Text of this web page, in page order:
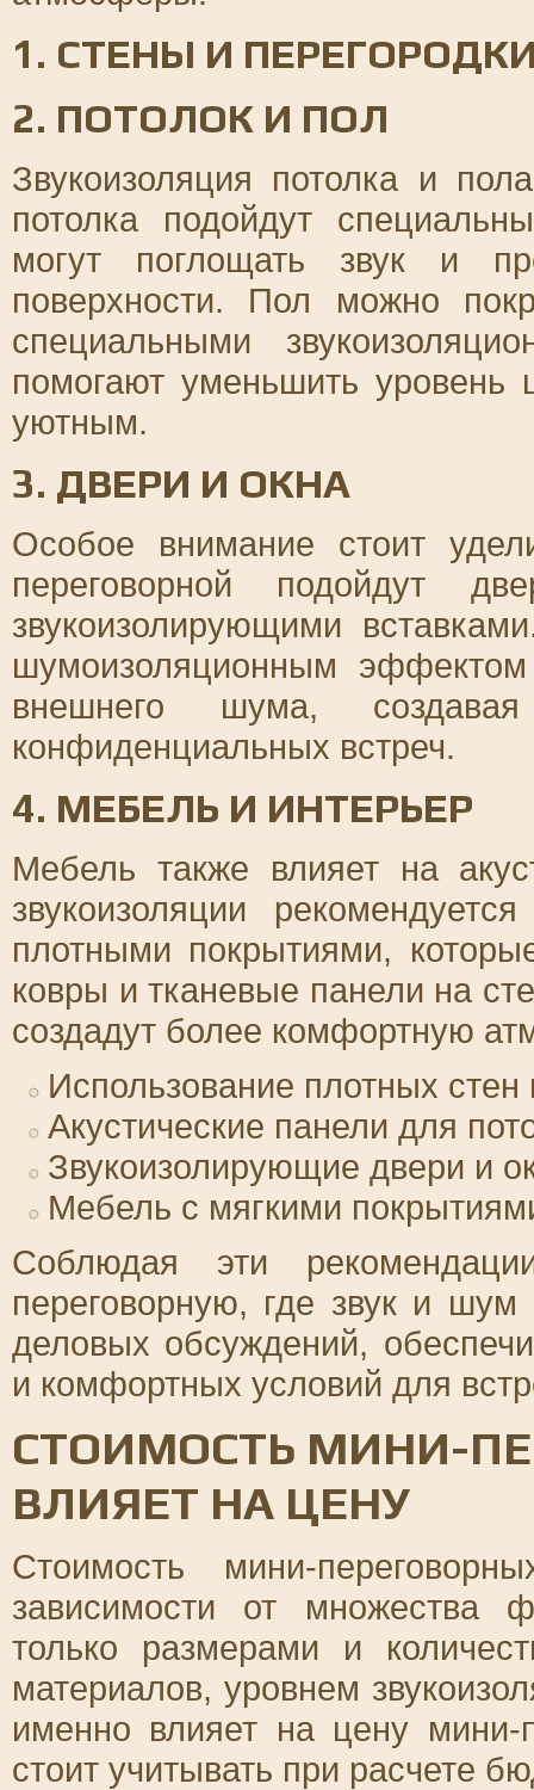
1. СТЕНЫ И
2. ПОТОЛОК И ПОЛ
Звукоизоляция потолка и
потолка подойдут
могут поглощать звук и
поверхности. Пол можно
специальными
помогают уменьшить
уютным.
3. ДВЕРИ И ОКНА
Особое внимание стоит
переговорной подойдут
звукоизолирующими
шумоизоляционным эффектом
внешнего шума,
конфиденциальных встреч.
4. МЕБЕЛЬ И ИНТЕРЬЕР
Мебель также влияет на
звукоизоляции
плотными покрытиями,
ковры и тканевые панели на
создадут более комфортную
Использование плотных стен
Акустические панели для
Звукоизолирующие двери и
Мебель с мягкими
Соблюдая эти
переговорную, где звук и
деловых обсуждений,
и комфортных условий для
СТОИМОСТЬ МИНИ-
ВЛИЯЕТ НА ЦЕНУ
Стоимость мини-
зависимости от множества
только размерами и
материалов, уровнем
именно влияет на цену мини-
стоит учитывать при расчете